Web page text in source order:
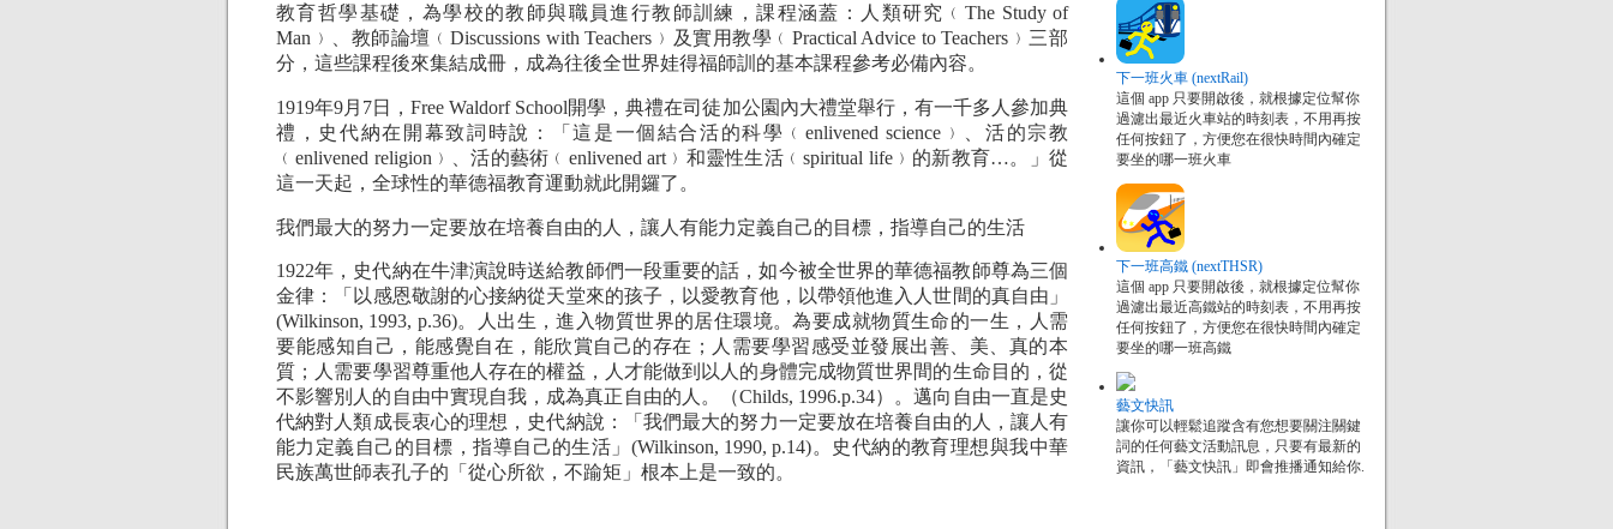
教育哲學基礎，為學校的教師與職員進行教師訓練，課程涵蓋：人類研究﹙The Study of
Man﹚、教師論壇﹙Discussions with Teachers﹚及實用教學﹙Practical Advice to Teachers﹚三部
分，這些課程後來集結成冊，成為往後全世界娃得福師訓的基本課程參考必備內容。
1919年9月7日，Free Waldorf School開學，典禮在司徒加公園內大禮堂舉行，有一千多人參加典
禮，史代納在開幕致詞時說：「這是一個結合活的科學﹙enlivened science﹚、活的宗教
﹙enlivened religion﹚、活的藝術﹙enlivened art﹚和靈性生活﹙spiritual life﹚的新教育…。」從
這一天起，全球性的華德福教育運動就此開鑼了。
我們最大的努力一定要放在培養自由的人，讓人有能力定義自己的目標，指導自己的生活
1922年，史代納在牛津演說時送給教師們一段重要的話，如今被全世界的華德福教師尊為三個
金律：「以感恩敬謝的心接納從天堂來的孩子，以愛教育他，以帶領他進入人世間的真自由」
(Wilkinson, 1993, p.36)。人出生，進入物質世界的居住環境。為要成就物質生命的一生，人需
要能感知自己，能感覺自在，能欣賞自己的存在；人需要學習感受並發展出善、美、真的本
質；人需要學習尊重他人存在的權益，人才能做到以人的身體完成物質世界間的生命目的，從
不影響別人的自由中實現自我，成為真正自由的人。（Childs, 1996.p.34）。邁向自由一直是史
代納對人類成長衷心的理想，史代納說：「我們最大的努力一定要放在培養自由的人，讓人有
能力定義自己的目標，指導自己的生活」(Wilkinson, 1990, p.14)。史代納的教育理想與我中華
民族萬世師表孔子的「從心所欲，不踰矩」根本上是一致的。
下一班火車 (nextRail)
這個 app 只要開啟後，就根據定位幫你
過濾出最近火車站的時刻表，不用再按
任何按鈕了，方便您在很快時間內確定
要坐的哪一班火車
下一班高鐵 (nextTHSR)
這個 app 只要開啟後，就根據定位幫你
過濾出最近高鐵站的時刻表，不用再按
任何按鈕了，方便您在很快時間內確定
要坐的哪一班高鐵
藝文快訊
讓你可以輕鬆追蹤含有您想要關注關鍵
詞的任何藝文活動訊息，只要有最新的
資訊，「藝文快訊」即會推播通知給你.